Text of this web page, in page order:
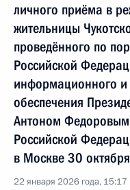
личного приёма в
жительницы
проведённого по
Российской
информационного и
обеспечения
Антоном
Российской
в Москве 30
22 января 2026 года, 15:17